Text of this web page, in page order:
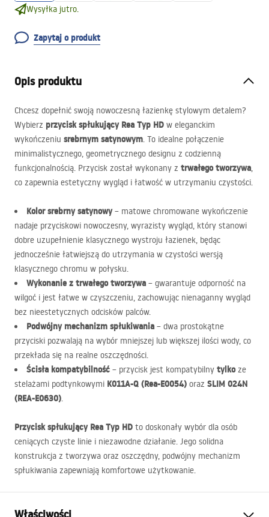
Wysyłka jutro.
Zapytaj o produkt
Opis produktu
Chcesz dopełnić swoją nowoczesną łazienkę stylowym detalem?
Wybierz przycisk spłukujący Rea Typ HD w eleganckim
wykończeniu srebrnym satynowym. To idealne połączenie
minimalistycznego, geometrycznego designu z codzienną
funkcjonalnością. Przycisk został wykonany z trwałego tworzywa,
co zapewnia estetyczny wygląd i łatwość w utrzymaniu czystości.
Kolor srebrny satynowy– matowe chromowane wykończenie
nadaje przyciskowi nowoczesny, wyrazisty wygląd, który stanowi
dobre uzupełnienie klasycznego wystroju łazienek, będąc
jednocześnie łatwiejszą do utrzymania w czystości wersją
klasycznego chromu w połysku.
Wykonanie z trwałego tworzywa – gwarantuje odporność na
wilgoć i jest łatwe w czyszczeniu, zachowując nienaganny wygląd
bez nieestetycznych odcisków palców.
Podwójny mechanizm spłukiwania – dwa prostokątne
przyciski pozwalają na wybór mniejszej lub większej ilości wody, co
przekłada się na realne oszczędności.
Ścisła kompatybilność – przycisk jest kompatybilny tylkoze
stelażami podtynkowymi K011A-Q (Rea-E0054) oraz SLIM 024N
(REA-E0630).
Przycisk spłukujący Rea Typ HD to doskonały wybór dla osób
ceniących czyste linie i niezawodne działanie. Jego solidna
konstrukcja z tworzywa oraz oszczędny, podwójny mechanizm
spłukiwania zapewniają komfortowe użytkowanie.